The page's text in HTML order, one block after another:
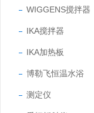
WIGGENS搅拌器
IKA搅拌器
IKA加热板
博勒飞恒温水浴
测定仪